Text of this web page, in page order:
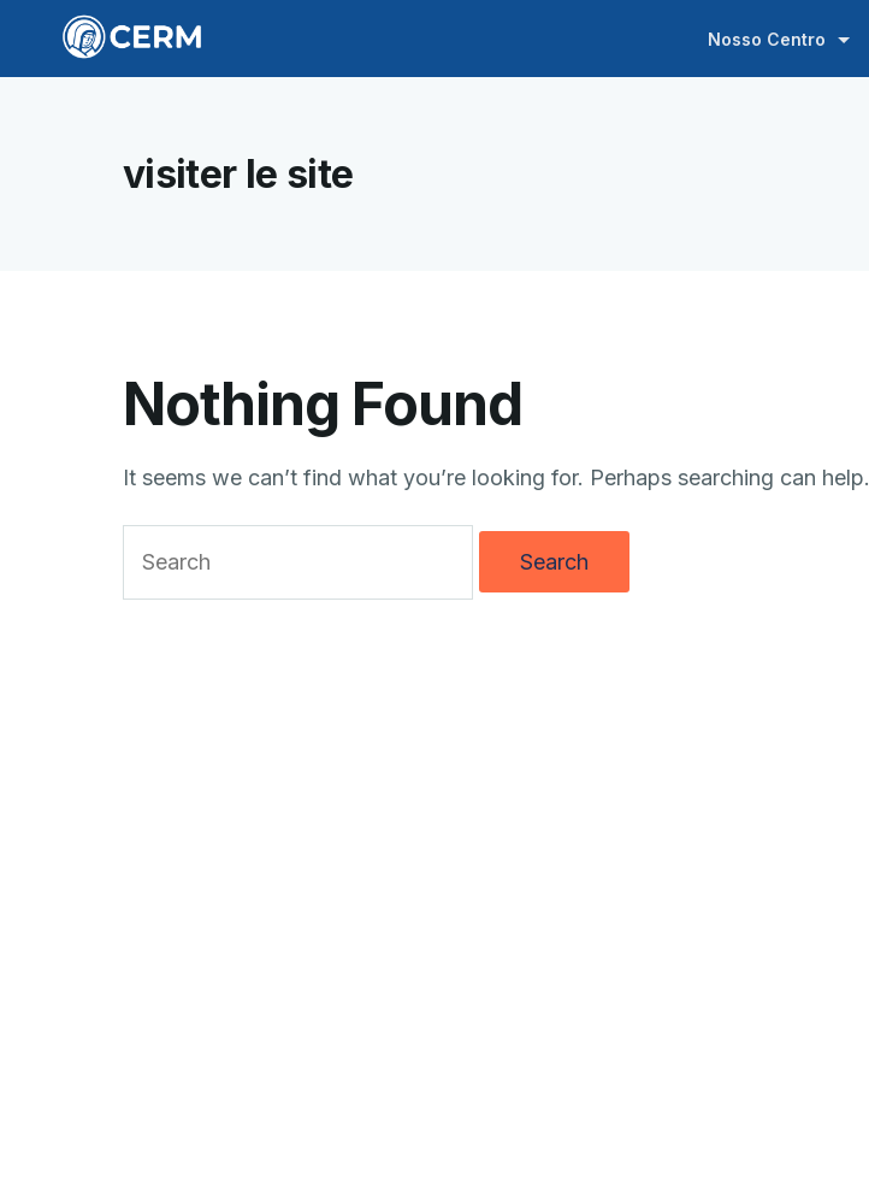
Nosso Centro
visiter le site
Nothing Found
It seems we can’t find what you’re looking for. Perhaps searching can help.